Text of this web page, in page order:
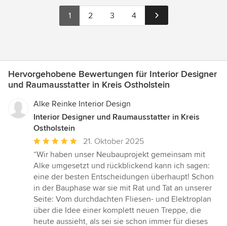
1 2 3 4
Hervorgehobene Bewertungen für Interior Designer
und Raumausstatter in Kreis Ostholstein
Alke Reinke Interior Design
Interior Designer und Raumausstatter in Kreis
Ostholstein
Durchschnittliche
Bewertung:
5
von
5
Sternen
21. Oktober 2025
“Wir haben unser Neubauprojekt gemeinsam mit
Alke umgesetzt und rückblickend kann ich sagen:
eine der besten Entscheidungen überhaupt! Schon
in der Bauphase war sie mit Rat und Tat an unserer
Seite: Vom durchdachten Fliesen- und Elektroplan
über die Idee einer komplett neuen Treppe, die
heute aussieht, als sei sie schon immer für dieses